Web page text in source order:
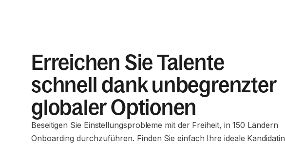
Erreichen Sie Talente
schnell dank unbegrenzter
globaler Optionen
Beseitigen Sie Einstellungsprobleme mit der Freiheit, in 150 Ländern
Onboarding durchzuführen. Finden Sie einfach Ihre ideale Kandidatin